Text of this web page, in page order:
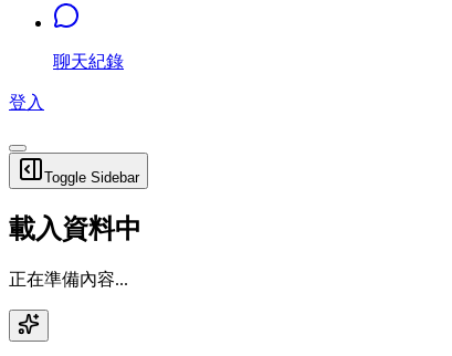
聊天紀錄
登入
Toggle Sidebar
載入資料中
正在準備內容...